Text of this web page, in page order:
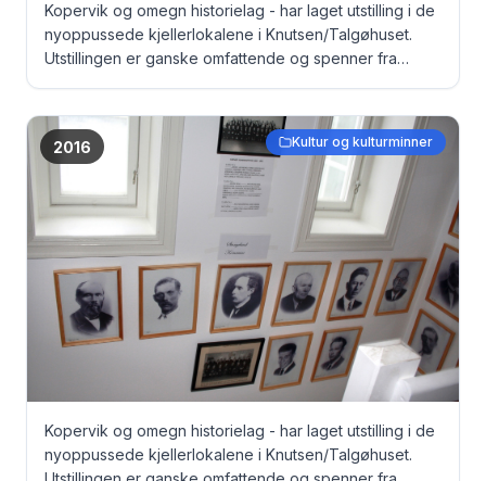
Kopervik og omegn historielag - har laget utstilling i de
nyoppussede kjellerlokalene i Knutsen/Talgøhuset.
Utstillingen er ganske omfattende og spenner fra
Stangeland ...
2016
Kultur og kulturminner
Kopervik og omegn historielag - har laget utstilling i de
nyoppussede kjellerlokalene i Knutsen/Talgøhuset.